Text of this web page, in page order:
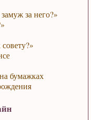
за него?»
бумажках